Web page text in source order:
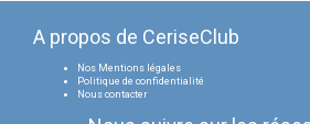
A propos de CeriseClub
Nos Mentions légales
Politique de confidentialité
Nous contacter